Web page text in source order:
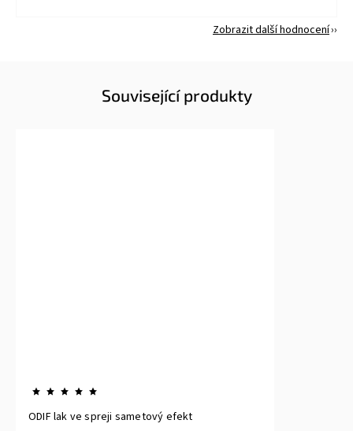
Zobrazit další hodnocení
Související produkty
ODIF lak ve spreji sametový efekt